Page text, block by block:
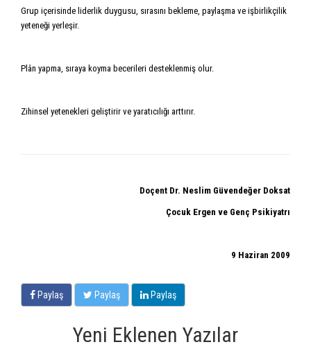
Grup içerisinde liderlik duygusu, sırasını bekleme, paylaşma ve işbirlikçilik
yeteneği yerleşir.
Plân yapma, sıraya koyma becerileri desteklenmiş olur.
Zihinsel yetenekleri geliştirir ve yaratıcılığı arttırır.
Doçent Dr. Neslim Güvendeğer Doksat
Çocuk Ergen ve Genç Psikiyatrı
9 Haziran 2009
Paylaş Paylaş Paylaş
Yeni Eklenen Yazılar